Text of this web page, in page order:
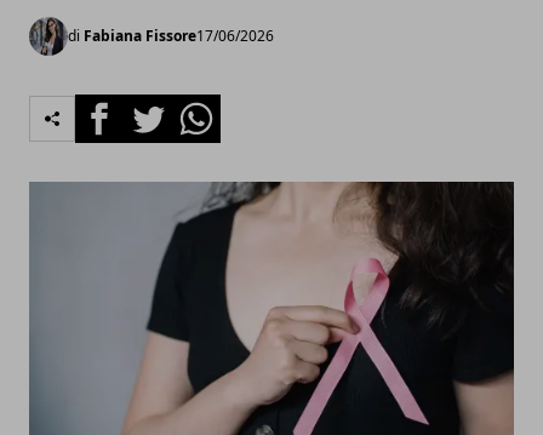
di Fabiana Fissore17/06/2026
FacebookTwitterWhatsapp